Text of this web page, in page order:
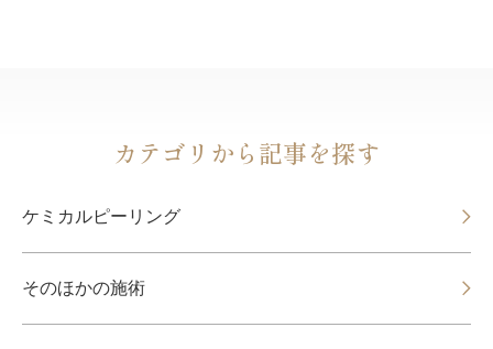
カテゴリから記事を探す
ケミカルピーリング
そのほかの施術